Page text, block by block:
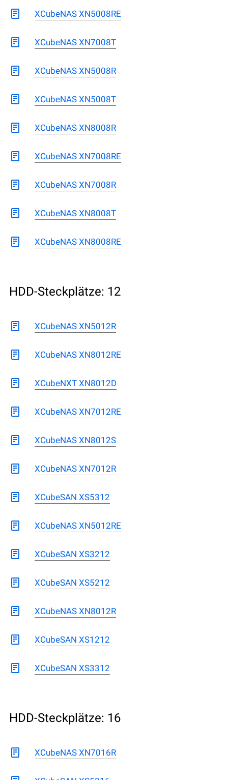
XCubeNAS XN5008RE
XCubeNAS XN7008T
XCubeNAS XN5008R
XCubeNAS XN5008T
XCubeNAS XN8008R
XCubeNAS XN7008RE
XCubeNAS XN7008R
XCubeNAS XN8008T
XCubeNAS XN8008RE
HDD-Steckplätze: 12
XCubeNAS XN5012R
XCubeNAS XN8012RE
XCubeNXT XN8012D
XCubeNAS XN7012RE
XCubeNAS XN8012S
XCubeNAS XN7012R
XCubeSAN XS5312
XCubeNAS XN5012RE
XCubeSAN XS3212
XCubeSAN XS5212
XCubeNAS XN8012R
XCubeSAN XS1212
XCubeSAN XS3312
HDD-Steckplätze: 16
XCubeNAS XN7016R